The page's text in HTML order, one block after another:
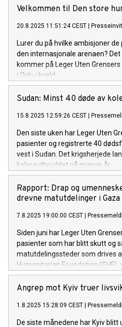
Velkommen til Den store
20.8.2025 11:51:24 CEST
Lurer du på hvilke ambisjoner
den internasjonale arenaen?
kommer på Leger Uten
i Oslo i kveld.
Sudan: Minst 40 døde av
15.8.2025 12:59:26 CEST
Den siste uken har Leger Uten
pasienter og registrerte 40
vest i Sudan. Det krigsherjede
kolerautbruddet på mange år.
Rapport: Drap og
drevne matutdelinger i Gaza
7.8.2025 19:00:00 CEST
Siden juni har Leger Uten
pasienter som har blitt skutt og
matutdelingssteder som drives
Humanitarian Foundation (GHF),
Angrep mot Kyiv truer
1.8.2025 15:28:09 CEST
De siste månedene har Kyiv